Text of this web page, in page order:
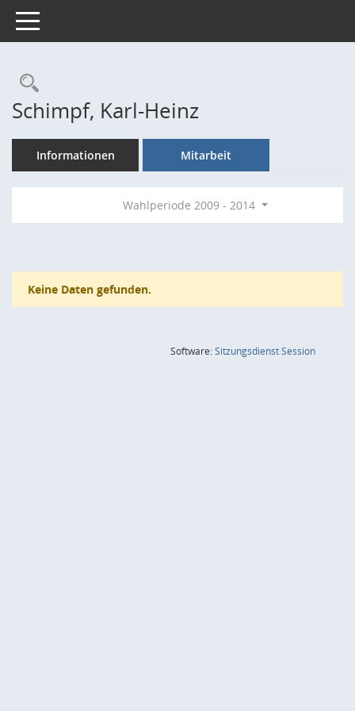
Toggle navigation
Rechercheauswahl
Schimpf, Karl-Heinz
Informationen Mitarbeit
Wahlperiode 2009 - 2014
Keine Daten gefunden.
Software:SitzungsdienstSession(Wird in